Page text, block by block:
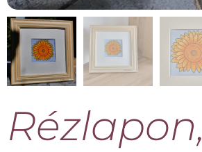
Rézlapon,